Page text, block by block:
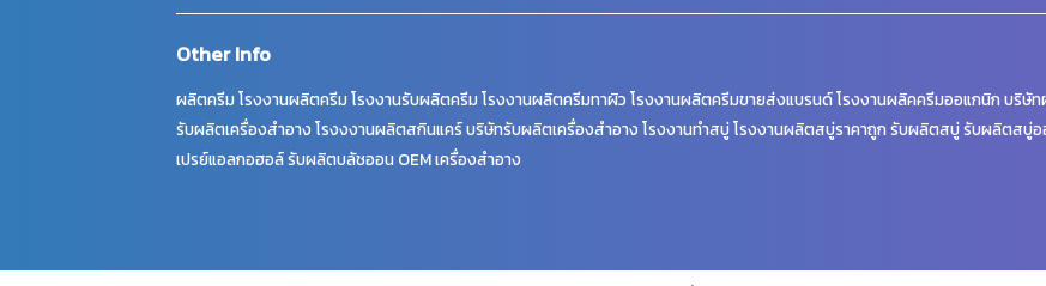
Other Info
ผลิตครีม โรงงานผลิตครีม โรงงานรับผลิตครีม โรงงานผลิตครีมทาผิว โรงงานผลิตครีมขายส่งแบรนด์ โรงงานผลิคครีมออแกนิก บริ
รับผลิตเครื่องสำอาง โรงงงานผลิตสกินแคร์ บริษัทรับผลิตเครื่องสำอาง โรงงานทำสบู่ โรงงานผลิตสบู่ราคาถูก รับผลิตสบู่ รับผลิตสบู่
เปรย์แอลกอฮอล์ รับผลิตบลัชออน OEM เครื่องสำอาง